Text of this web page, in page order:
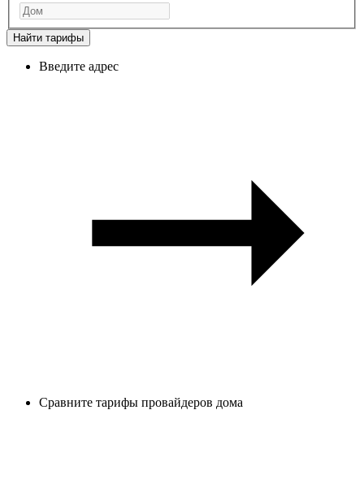
Найти тарифы
Введите адрес
Сравните тарифы провайдеров дома